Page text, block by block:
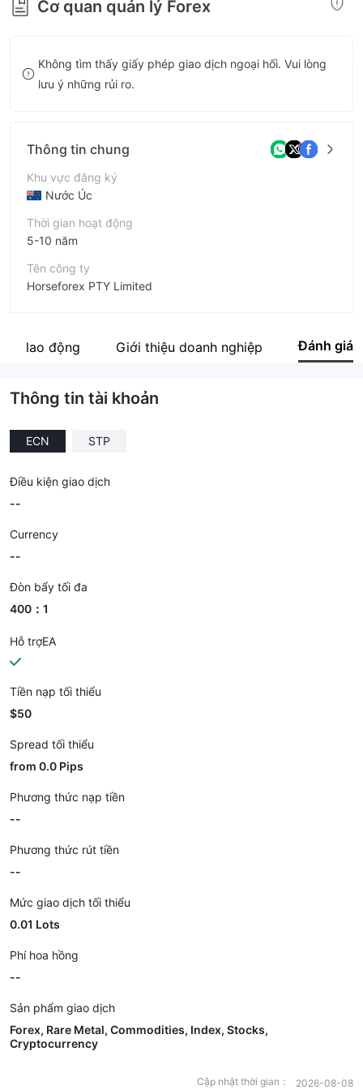
8
9
9
Cơ quan quản lý Forex
Không tìm thấy giấy phép giao dịch ngoại hối. Vui lòng
lưu ý những rủi ro.
Thông tin chung
Khu vực đăng ký
Nước Úc
Thời gian hoạt động
5-10 năm
Tên công ty
Horseforex PTY Limited
Nhân viên doanh nghiệp
lao động Giới thiệu doanh nghiệp Đánh giá
Thông tin tài khoản
ECN STP
Điều kiện giao dịch
--
Currency
--
Đòn bẩy tối đa
400：1
Hỗ trợEA
Tiền nạp tối thiểu
$50
Spread tối thiểu
from 0.0 Pips
Phương thức nạp tiền
--
Phương thức rút tiền
--
Mức giao dịch tối thiểu
0.01 Lots
Phí hoa hồng
--
Sản phẩm giao dịch
Forex, Rare Metal, Commodities, Index, Stocks,
Cryptocurrency
Cập nhật thời gian： 2026-08-08